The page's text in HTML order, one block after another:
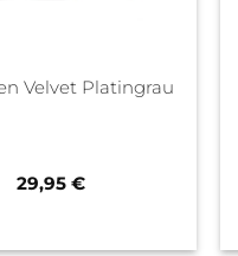
Velvet Platingrau
29,95 €